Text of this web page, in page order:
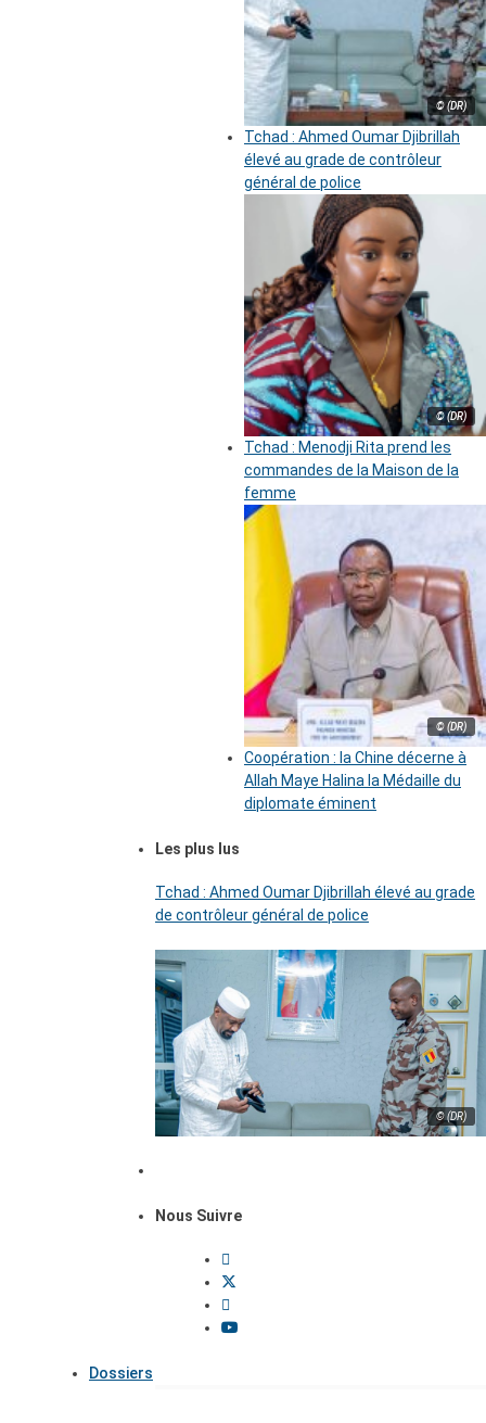
© (DR)
Tchad : Ahmed Oumar Djibrillah
élevé au grade de contrôleur
général de police
© (DR)
Tchad : Menodji Rita prend les
commandes de la Maison de la
femme
© (DR)
Coopération : la Chine décerne à
Allah Maye Halina la Médaille du
diplomate éminent
Les plus lus
Tchad : Ahmed Oumar Djibrillah élevé au grade
de contrôleur général de police
© (DR)
Nous Suivre
Dossiers